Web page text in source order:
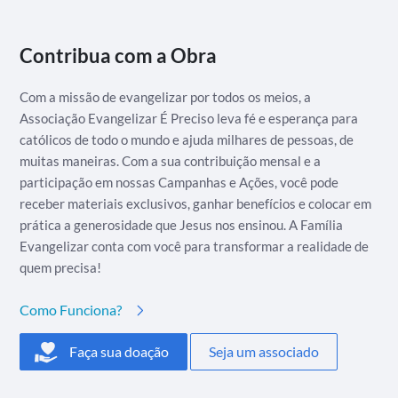
Contribua com a Obra
Com a missão de evangelizar por todos os meios, a
Associação Evangelizar É Preciso leva fé e esperança para
católicos de todo o mundo e ajuda milhares de pessoas, de
muitas maneiras. Com a sua contribuição mensal e a
participação em nossas Campanhas e Ações, você pode
receber materiais exclusivos, ganhar benefícios e colocar em
prática a generosidade que Jesus nos ensinou. A Família
Evangelizar conta com você para transformar a realidade de
quem precisa!
Como Funciona?
Faça sua doação Seja um associado